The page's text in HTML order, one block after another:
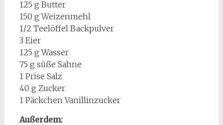
125 g Butter
150 g Weizenmehl
1/2 Teelöffel Backpulver
3 Eier
125 g Wasser
75 g süße Sahne
1 Prise Salz
40 g Zucker
1 Päckchen Vanillinzucker
Außerdem: